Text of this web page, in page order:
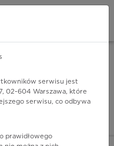
lider
serwisu jest
02-604 Warszawa, które
serwisu, co odbywa
prawidłowego
INSTALUJ